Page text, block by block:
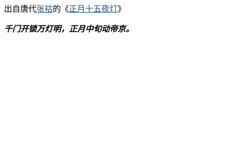
出自唐代张祜的《正月十五夜灯》
千门开锁万灯明，正月中旬动帝京。